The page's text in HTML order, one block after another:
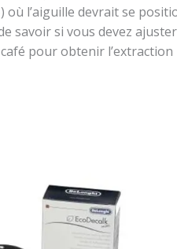
où l’aiguille devrait se
savoir si vous devez
pour obtenir l’extraction